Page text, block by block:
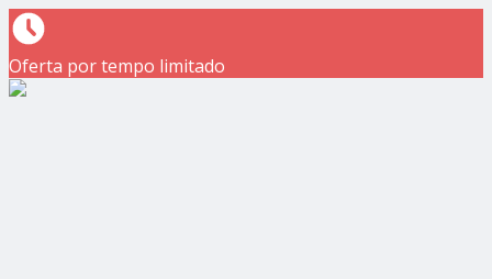
Oferta por tempo limitado